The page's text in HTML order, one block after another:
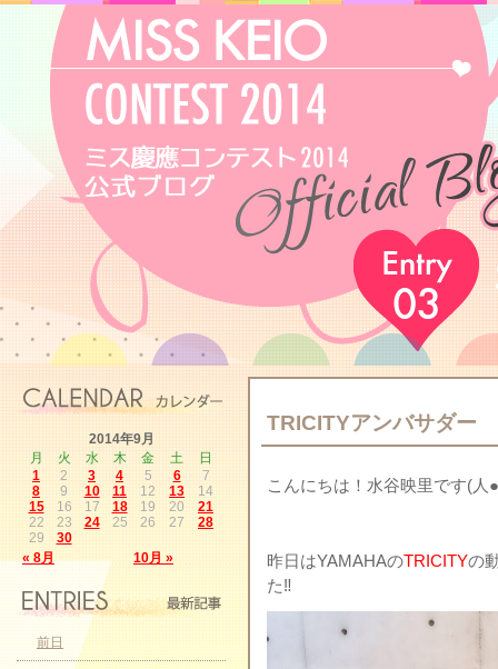
TRICITYアンバサダー
こんにちは！水谷映里です(人
昨日はYAMAHAのTRICITYの
た‼︎
2014年9月
月
火 水 木 金 土 日
« 8月 10月 »
1 2 3 4 5 6
7
8
9 10 11 12 13
14
15
16 17 18 19 20
21
22
23 24 25 26 27
28
29
30
前日